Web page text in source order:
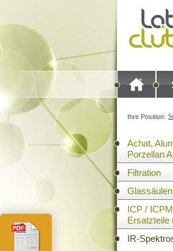
Ihre Position:
Achat,
Porzellan
Filtration
ICP /
Ersatzteile
IR-